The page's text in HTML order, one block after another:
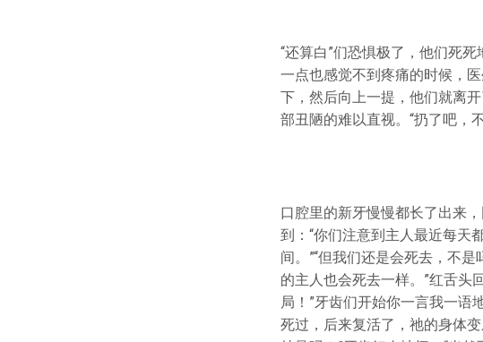
“还算白”们恐惧极了，他们死
一点也感觉不到疼痛的时候，
下，然后向上一提，他们就离
部丑陋的难以直视。“扔了吧，
口腔里的新牙慢慢都长了出来
到：“你们注意到主人最近每天
间。”“但我们还是会死去，不
的主人也会死去一样。”红舌头
局！”牙齿们开始你一言我一语
死过，后来复活了，祂的身体